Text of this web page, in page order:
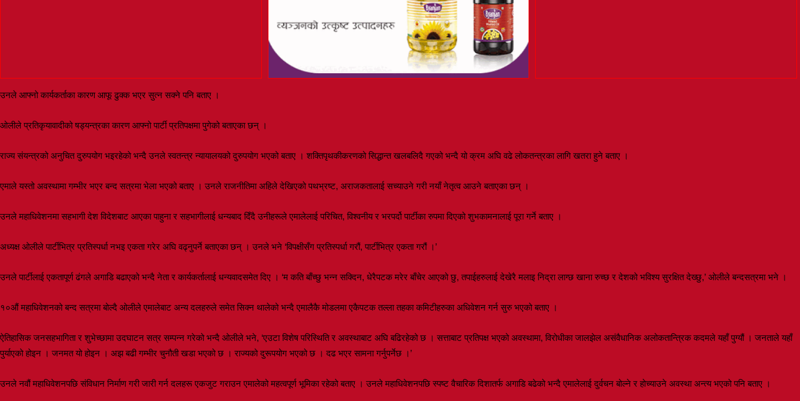
उनले आफ्नो कार्यकर्ताका कारण आफू ढुक्क भएर सुत्न सक्ने पनि बताए ।
ओलीले प्रतिकृयावादीको षड्यन्त्रका कारण आफ्नो पार्टी प्रतिपक्षमा पुगेको बताएका छन् ।
राज्य संयन्त्रको अनुचित दुरुपयोग भइरहेको भन्दै उनले स्वतन्त्र न्यायालयको दुरुपयोग भएको बताए । शक्तिपृथकीकरणको सिद्धान्त खलबलिदै गएको भन्दै यो क्रम अघि वढे लोकतन्त्रका लागि खतरा हुने बताए ।
एमाले यस्तो अवस्थामा गम्भीर भएर बन्द सत्रमा भेला भएको बताए । उनले राजनीतिमा अहिले देखिएको पथभ्रष्ट, अराजकतालाई सच्याउने गरी नयाँ नेतृत्व आउने बताएका छन् ।
उनले महाधिवेशनमा सहभागी देश विदेशबाट आएका पाहुना र सहभागीलाई धन्यबाद दिँदै उनीहरूले एमालेलाई परिचित, विश्वनीय र भरपर्दो पार्टीका रुपमा दिएको शुभकामनालाई पूरा गर्ने बताए ।
अध्यक्ष ओलीले पार्टीभित्र प्रतिस्पर्धा नभइ एकता गरेर अघि वढ्नुपर्ने बताएका छन् । उनले भने ‘विपक्षीसँग प्रतिस्पर्धा गरौं, पार्टीभित्र एकता गरौं ।’
उनले पार्टीलाई एकतापूर्ण ढंगले अगाडि बढाएको भन्दै नेता र कार्यकर्तालाई धन्यवादसमेत दिए । ‘म कति बाँच्छु भन्न सक्दिन, धेरैपटक मरेर बाँचेर आएको छु, तपाईहरुलाई देखेरै मलाइ निद्रा लाग्छ खाना रुच्छ र देशको भविश्य सुरक्षित देख्छु,’ ओलीले बन्दसत्रमा भने ।
१०औं महाधिवेशनको बन्द सत्रमा बोल्दै ओलीले एमालेबाट अन्य दलहरुले समेत सिक्न थालेको भन्दै एमालैकै मोडलमा एकैपटक तल्ला तहका कमिटीहरुका अधिवेशन गर्न सुरु भएको बताए ।
ऐतिहासिक जनसहभागिता र शुभेच्छामा उदघाटन सत्र सम्पन्न गरेको भन्दै ओलीले भने, ‘एउटा विशेष परिस्थिति र अवस्थाबाट अघि बढिरहेको छ । सत्ताबाट प्रतिपक्ष भएको अवस्थामा, विरोधीका जालझेल असंवैधानिक अलोकतान्त्रिक कदमले यहाँ पुग्यौं । जनताले यहाँ
पुर्याएको होइन । जनमत यो होइन । अझ बढी गम्भीर चुनौती खडा भएको छ । राज्यको दुरूपयोग भएको छ । दढ भएर सामना गर्नुपर्नेछ ।’
उनले नवौं महाधिवेशनपछि संविधान निर्माण गरी जारी गर्न दलहरू एकजुट गराउन एमालेको महत्वपूर्ण भूमिका रहेको बताए । उनले महाधिवेशनपछि स्पष्ट वैचारिक दिशातर्फ अगाडि बढेको भन्दै एमालेलाई दुर्वचन बोल्ने र होच्याउने अवस्था अन्त्य भएको पनि बताए ।